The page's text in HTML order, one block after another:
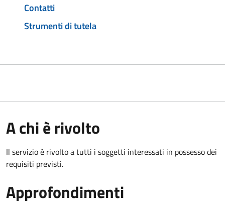
Contatti
Strumenti di tutela
A chi è rivolto
Il servizio è rivolto a tutti i soggetti interessati in possesso dei
requisiti previsti.
Approfondimenti